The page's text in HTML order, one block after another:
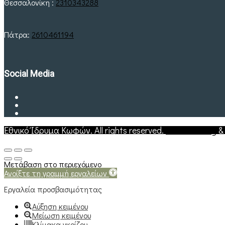
Θεσσαλονίκη : 2310343288
Πάτρα: 2610461194
Social Media
Εθνικό Ίδρυμα Κωφών. All rights reserved.Web Hosting&
Μετάβαση στο περιεχόμενο
Ανοίξτε τη γραμμή εργαλείων
Εργαλεία προσβασιμότητας
Αύξηση κειμένου
Μείωση κειμένου